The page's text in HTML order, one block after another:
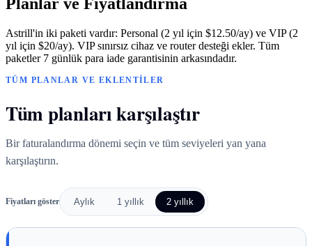
Astrill'in iki paketi vardır: Personal (2 yıl için $12.50/ay) ve VIP (2
yıl için $20/ay). VIP sınırsız cihaz ve router desteği ekler. Tüm
paketler 7 günlük para iade garantisinin arkasındadır.
TÜM PLANLAR VE EKLENTILER
Tüm planları karşılaştır
Bir faturalandırma dönemi seçin ve tüm seviyeleri yan yana
karşılaştırın.
Fiyatları göster Aylık 1 yıllık 2 yıllık